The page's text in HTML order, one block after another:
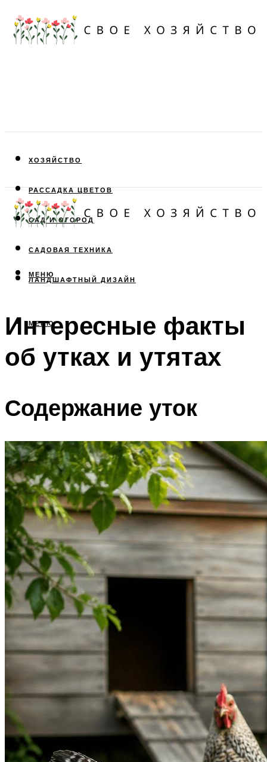
ХОЗЯЙСТВО
РАССАДКА ЦВЕТОВ
САД И ОГОРОД
САДОВАЯ ТЕХНИКА
ЛАНДШАФТНЫЙ ДИЗАЙН
МЕНЮ
МЕНЮ
Интересные факты
об утках и утятах
Содержание уток